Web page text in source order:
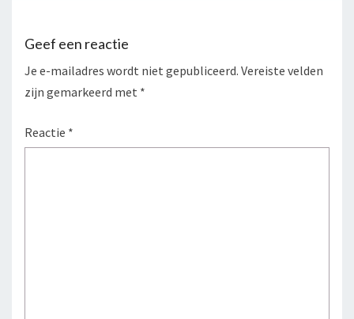
Geef een reactie
Je e-mailadres wordt niet gepubliceerd. Vereiste velden
zijn gemarkeerd met *
Reactie *